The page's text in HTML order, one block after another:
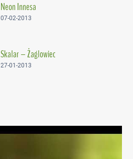
Neon Innesa
07-02-2013
Skalar – Żaglowiec
27-01-2013